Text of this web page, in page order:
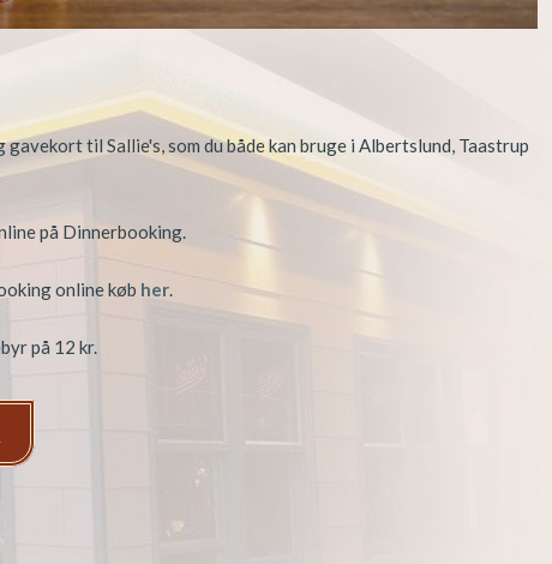
gavekort til Sallie's, som du både kan bruge i Albertslund, Taastrup
på Dinnerbooking.
online køb her.
på 12 kr.